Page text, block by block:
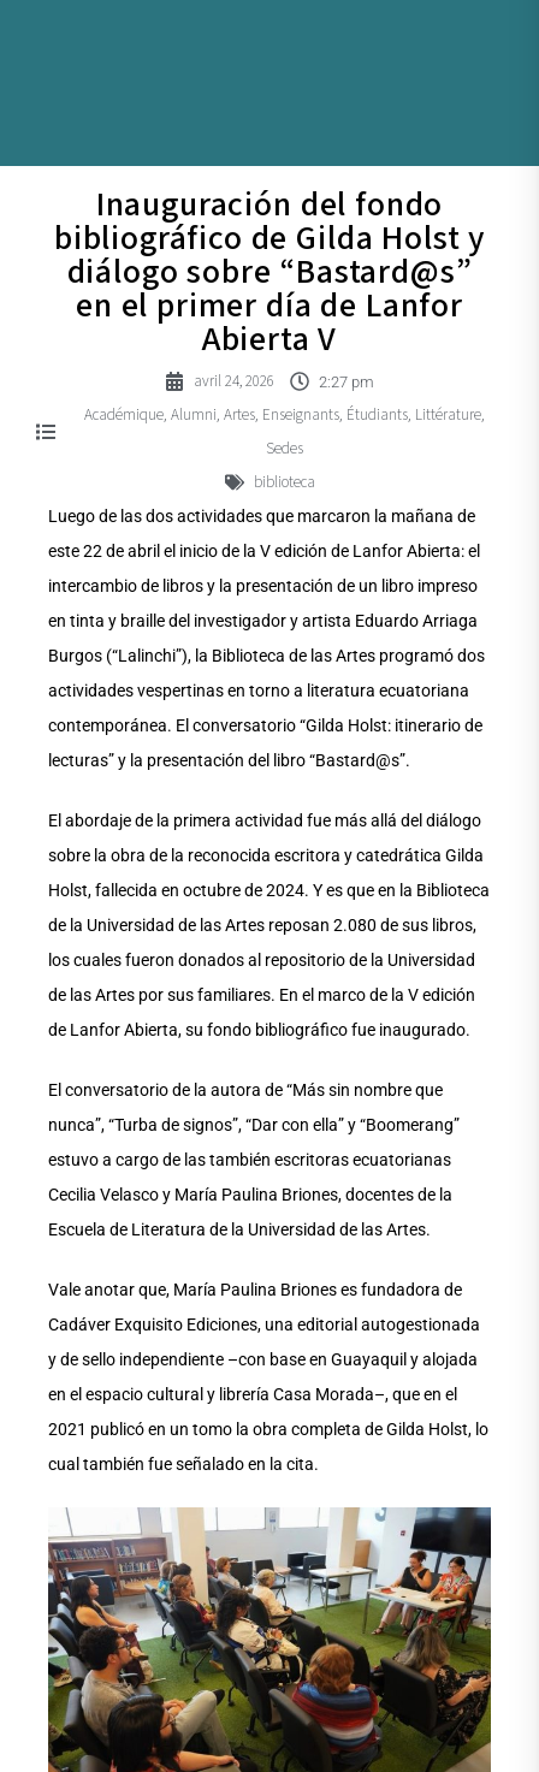
Inauguración del fondo
bibliográfico de Gilda Holst y
diálogo sobre “Bastard@s”
en el primer día de Lanfor
Abierta V
avril 24, 2026 2:27 pm
Académique, Alumni Artes, Enseignants, Étudiants, Littérature,
Sedes
biblioteca
Luego de las dos actividades que marcaron la mañana de
este 22 de abril el inicio de la V edición de Lanfor Abierta: el
intercambio de libros y la presentación de un libro impreso
en tinta y braille del investigador y artista Eduardo Arriaga
Burgos (“Lalinchi”), la Biblioteca de las Artes programó dos
actividades vespertinas en torno a literatura ecuatoriana
contemporánea. El conversatorio “Gilda Holst: itinerario de
lecturas” y la presentación del libro “Bastard@s”.
El abordaje de la primera actividad fue más allá del diálogo
sobre la obra de la reconocida escritora y catedrática Gilda
Holst, fallecida en octubre de 2024. Y es que en la Biblioteca
de la Universidad de las Artes reposan 2.080 de sus libros,
los cuales fueron donados al repositorio de la Universidad
de las Artes por sus familiares. En el marco de la V edición
de Lanfor Abierta, su fondo bibliográfico fue inaugurado.
El conversatorio de la autora de “Más sin nombre que
nunca”, “Turba de signos”, “Dar con ella” y “Boomerang”
estuvo a cargo de las también escritoras ecuatorianas
Cecilia Velasco y María Paulina Briones, docentes de la
Escuela de Literatura de la Universidad de las Artes.
Vale anotar que, María Paulina Briones es fundadora de
Cadáver Exquisito Ediciones, una editorial autogestionada
y de sello independiente –con base en Guayaquil y alojada
en el espacio cultural y librería Casa Morada–, que en el
2021 publicó en un tomo la obra completa de Gilda Holst, lo
cual también fue señalado en la cita.